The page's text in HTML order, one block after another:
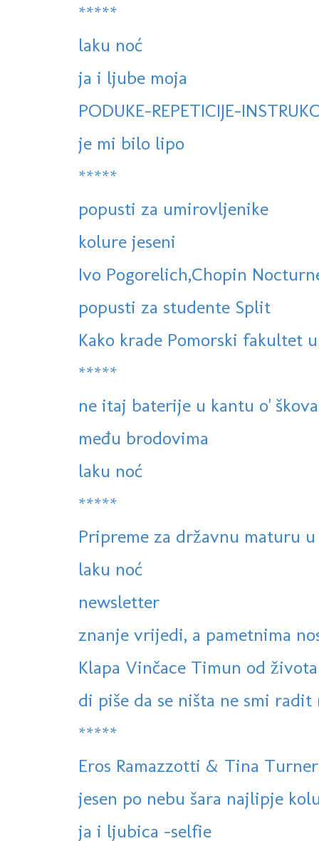
*****
laku noć
ja i ljube moja
PODUKE-REPETICIJE-
je mi bilo lipo
*****
popusti za umirovljenike
kolure jeseni
Ivo Pogorelich,Chopin
popusti za studente Split
Kako krade Pomorski fakultet
*****
ne itaj baterije u kantu o'
među brodovima
laku noć
*****
Pripreme za državnu maturu
laku noć
newsletter
znanje vrijedi, a pametnima
Klapa Vinčace Timun od života
di piše da se ništa ne smi radit
*****
Eros Ramazzotti & Tina
jesen po nebu šara najlipje
ja i ljubica -selfie